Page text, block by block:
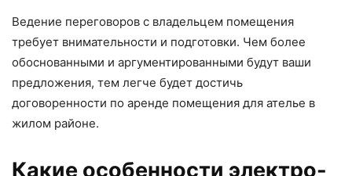
Ведение переговоров с владельцем помещения
требует внимательности и подготовки. Чем более
обоснованными и аргументированными будут ваши
предложения, тем легче будет достичь
договоренности по аренде помещения для ателье в
жилом районе.
Какие особенности электро-